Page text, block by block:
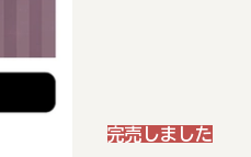
完売しました